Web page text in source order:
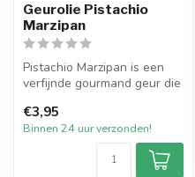
Geurolie Pistachio
Marzipan
Pistachio Marzipan is een
verfijnde gourmand geur die
lux...
€3,95
Binnen 24 uur verzonden!